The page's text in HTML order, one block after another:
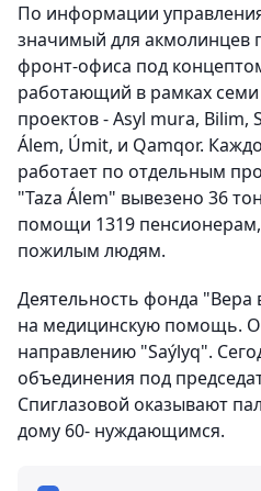
По информации
значимый для акмолинцев
фронт-офиса под
работающий в рамках
проектов - Asyl mura, Bilim,
Álem, Úmit, и Qamqor.
работает по отдельным
"Taza Álem" вывезено 36
помощи 1319
пожилым людям.
Деятельность фонда
на медицинскую помощь.
направлению "Saýlyq".
объединения под
Спиглазовой оказывают
дому 60- нуждающимся.